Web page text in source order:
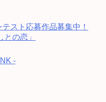
スト応募作品募集中！
との恋」
-